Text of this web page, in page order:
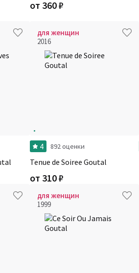
от 360₽
для женщин
2016
4 892 оценки
Tenue de Soiree Goutal
от 310₽
для женщин
1999